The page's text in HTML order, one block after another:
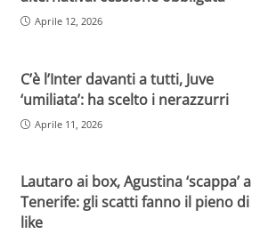
Aprile 12, 2026
C’è l’Inter davanti a tutti, Juve
‘umiliata’: ha scelto i nerazzurri
Aprile 11, 2026
Lautaro ai box, Agustina ‘scappa’ a
Tenerife: gli scatti fanno il pieno di
like